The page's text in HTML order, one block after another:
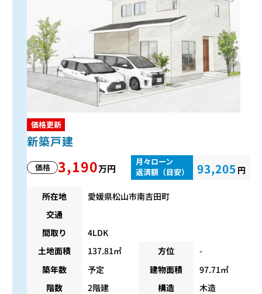
価格更新
新築戸建
価格 3,190万円
月々ローン
返済額（目安）
93,205 円
所在地
愛媛県松山市南吉田町
交通
間取り
4LDK
土地面積
137.81㎡ 方位
-
築年数
予定 建物面積
97.71㎡
階数
2階建 構造 木造